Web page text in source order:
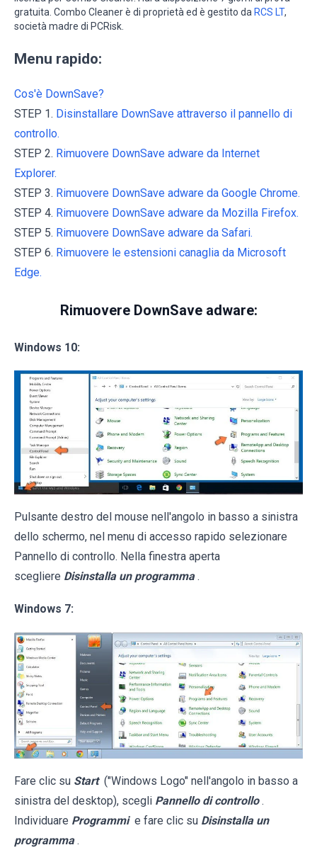
gratuita. Combo Cleaner è di proprietà ed è gestito da RCS LT,
società madre di PCRisk.
Menu rapido:
Cos'è DownSave?
STEP 1. Disinstallare DownSave attraverso il pannello di
controllo.
STEP 2. Rimuovere DownSave adware da Internet
Explorer.
STEP 3. Rimuovere DownSave adware da Google Chrome.
STEP 4. Rimuovere DownSave adware da Mozilla Firefox.
STEP 5. Rimuovere DownSave adware da Safari.
STEP 6. Rimuovere le estensioni canaglia da Microsoft
Edge.
Rimuovere DownSave adware:
Windows 10:
Pulsante destro del mouse nell'angolo in basso a sinistra
dello schermo, nel menu di accesso rapido selezionare
Pannello di controllo. Nella finestra aperta
scegliere Disinstalla un programma .
Windows 7:
Fare clic su Start ("Windows Logo" nell'angolo in basso a
sinistra del desktop), scegli Pannello di controllo .
Individuare Programmi e fare clic su Disinstalla un
programma .